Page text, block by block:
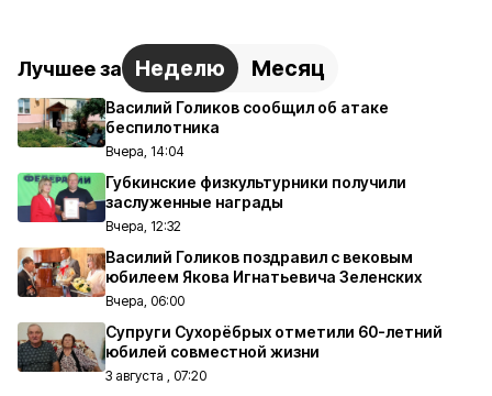
Лучшее за Неделю Месяц
Василий Голиков сообщил об атаке
беспилотника
Вчера, 14:04
Губкинские физкультурники получили
заслуженные награды
Вчера, 12:32
Василий Голиков поздравил с вековым
юбилеем Якова Игнатьевича Зеленских
Вчера, 06:00
Супруги Сухорёбрых отметили 60-летний
юбилей совместной жизни
3 августа , 07:20